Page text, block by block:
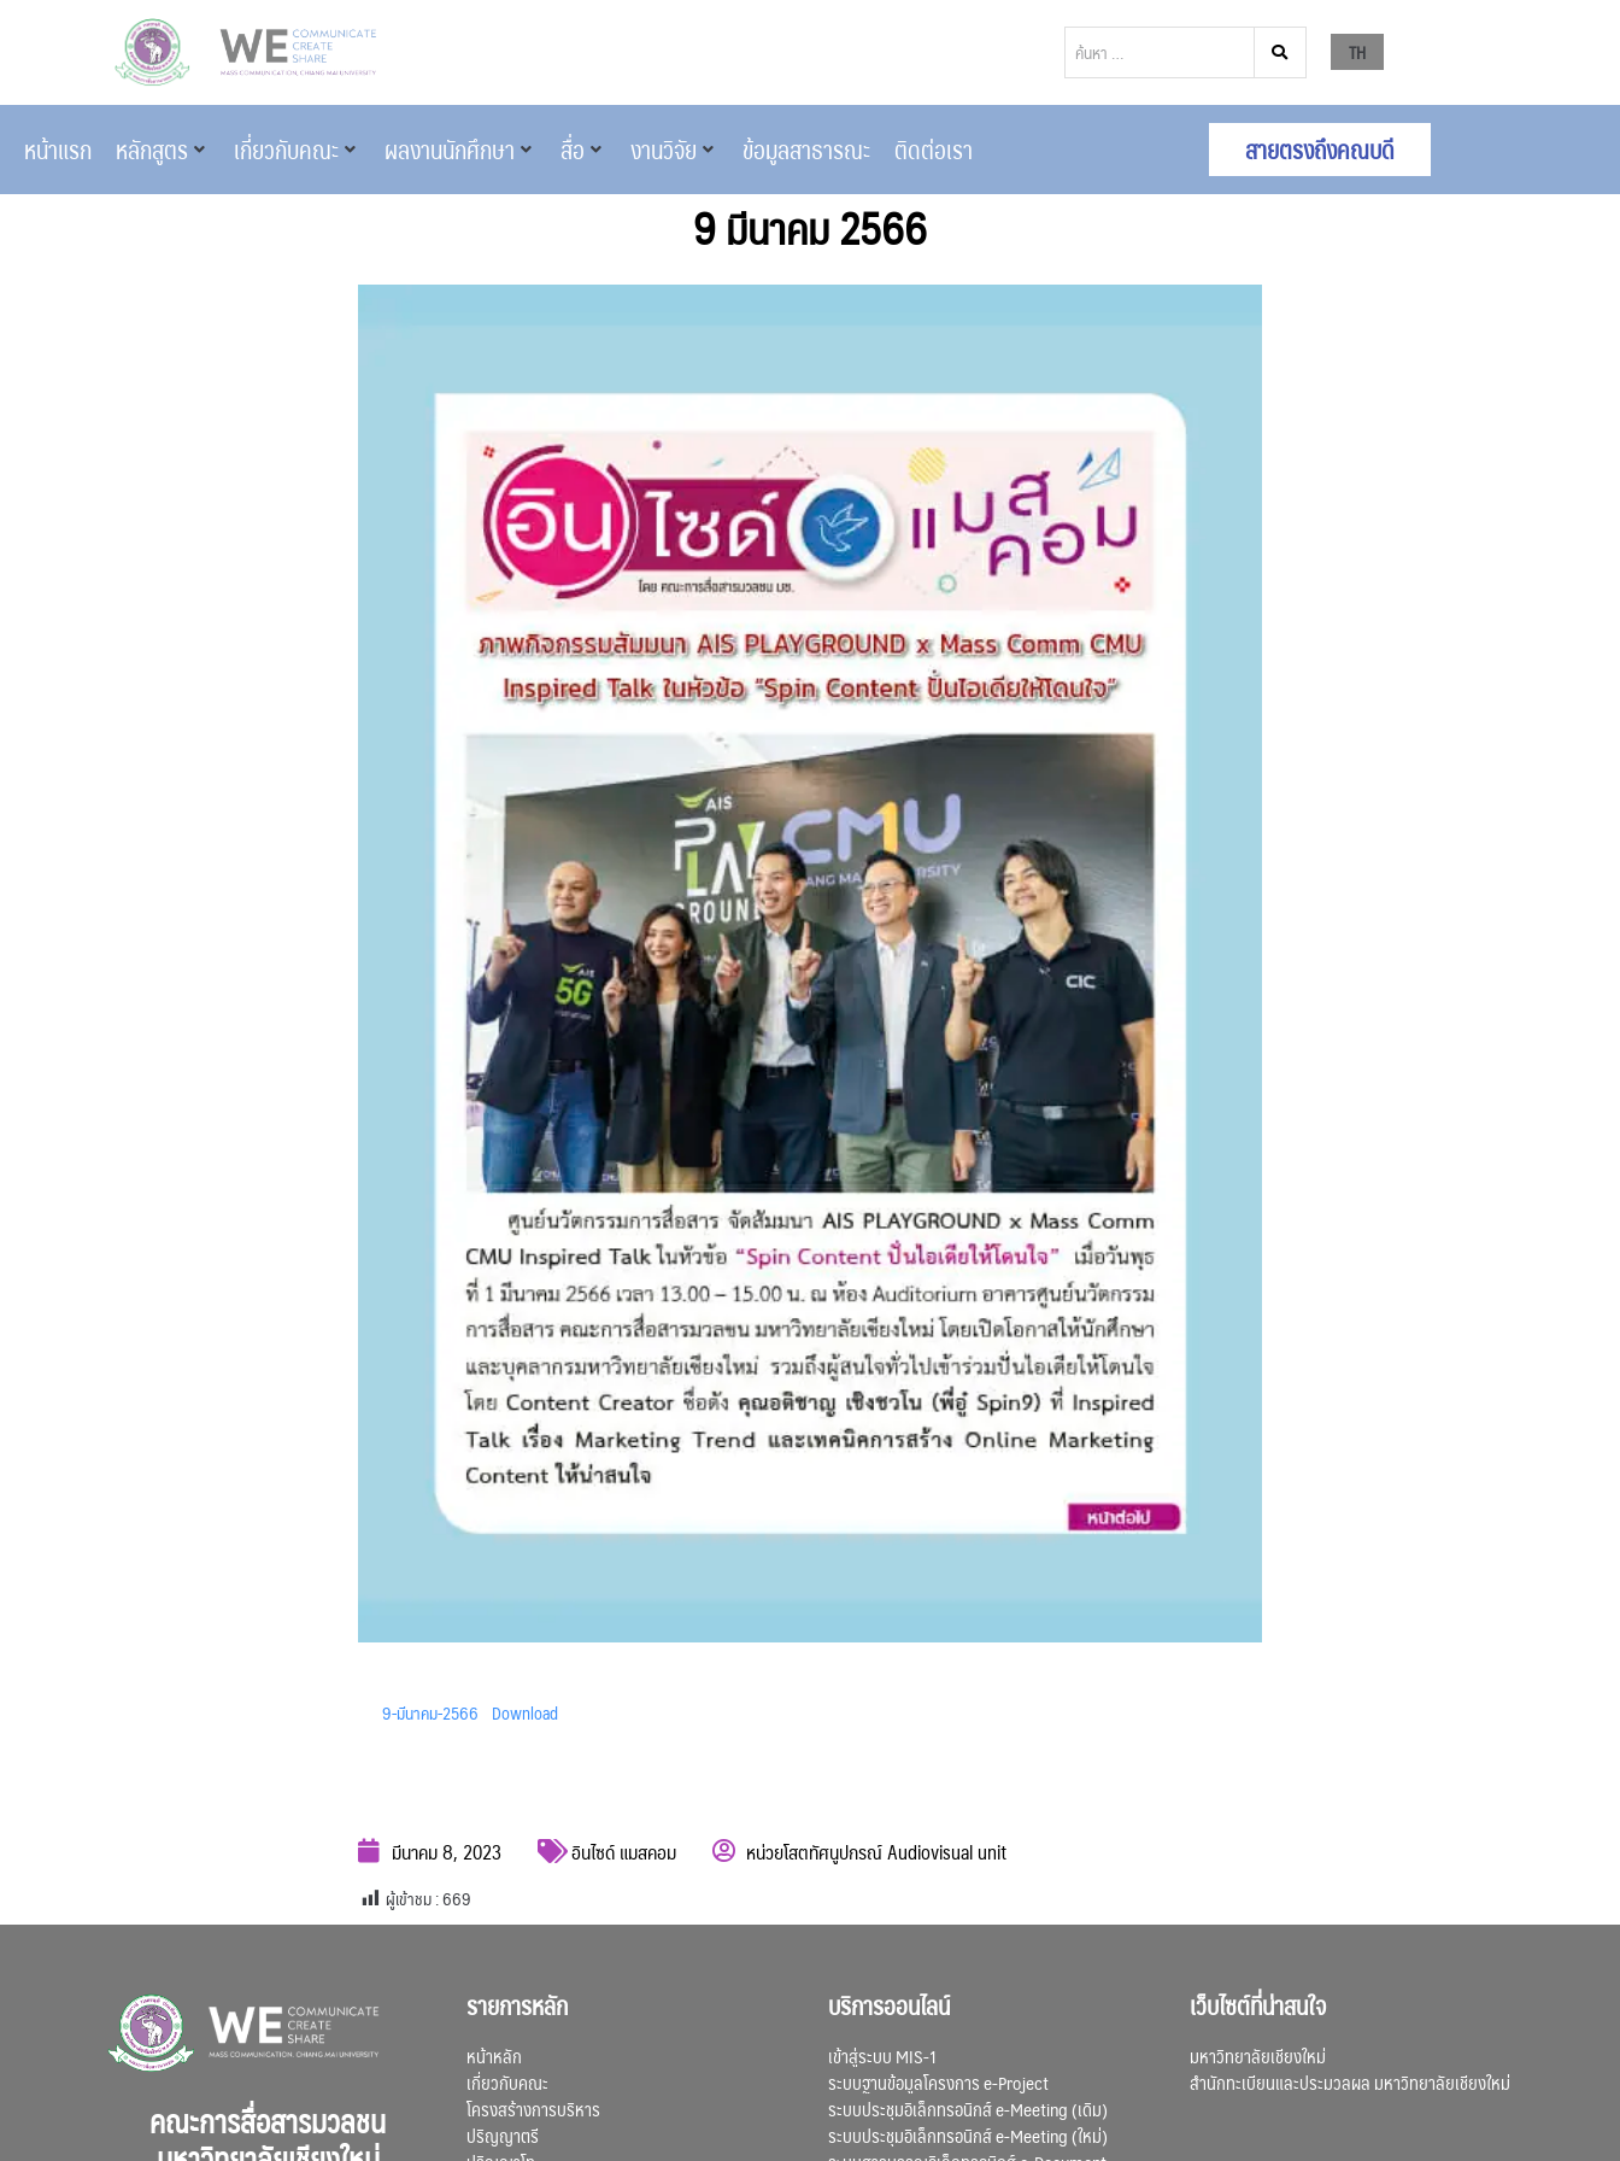
TH
หน้าแรก หลักสูตร เกี่ยวกับคณะ ผลงานนักศึกษา สื่อ งานวิจัย ข้อมูลสาธารณะ ติดต่อเรา สายตรงถึงคณบดี
9 มีนาคม 2566
9-มีนาคม-2566 Download
มีนาคม 8, 2023 อินไซด์ แมสคอม หน่วยโสตทัศนูปกรณ์ Audiovisual unit
ผู้เข้าชม :669
คณะการสื่อสารมวลชน
รายการหลัก
หน้าหลัก
เกี่ยวกับคณะ
โครงสร้างการบริหาร
ปริญญาตรี
บริการออนไลน์
เข้าสู่ระบบ MIS-1
ระบบฐานข้อมูลโครงการ e-Project
ระบบประชุมอิเล็กทรอนิกส์ e-Meeting (เดิม)
ระบบประชุมอิเล็กทรอนิกส์ e-Meeting (ใหม่)
เว็บไซต์ที่น่าสนใจ
มหาวิทยาลัยเชียงใหม่
สำนักทะเบียนและประมวลผล มหาวิทยาลัยเชียงใหม่